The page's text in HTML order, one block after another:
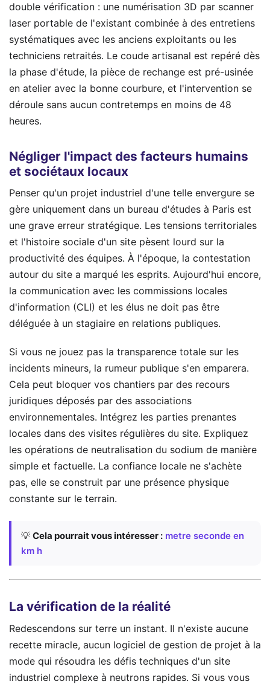
double vérification : une numérisation 3D par scanner
laser portable de l'existant combinée à des entretiens
systématiques avec les anciens exploitants ou les
techniciens retraités. Le coude artisanal est repéré dès
la phase d'étude, la pièce de rechange est pré-usinée
en atelier avec la bonne courbure, et l'intervention se
déroule sans aucun contretemps en moins de 48
heures.
Négliger l'impact des facteurs humains
et sociétaux locaux
Penser qu'un projet industriel d'une telle envergure se
gère uniquement dans un bureau d'études à Paris est
une grave erreur stratégique. Les tensions territoriales
et l'histoire sociale d'un site pèsent lourd sur la
productivité des équipes. À l'époque, la contestation
autour du site a marqué les esprits. Aujourd'hui encore,
la communication avec les commissions locales
d'information (CLI) et les élus ne doit pas être
déléguée à un stagiaire en relations publiques.
Si vous ne jouez pas la transparence totale sur les
incidents mineurs, la rumeur publique s'en emparera.
Cela peut bloquer vos chantiers par des recours
juridiques déposés par des associations
environnementales. Intégrez les parties prenantes
locales dans des visites régulières du site. Expliquez
les opérations de neutralisation du sodium de manière
simple et factuelle. La confiance locale ne s'achète
pas, elle se construit par une présence physique
constante sur le terrain.
💡 Cela pourrait vous intéresser : metre seconde en
km h
La vérification de la réalité
Redescendons sur terre un instant. Il n'existe aucune
recette miracle, aucun logiciel de gestion de projet à la
mode qui résoudra les défis techniques d'un site
industriel complexe à neutrons rapides. Si vous vous